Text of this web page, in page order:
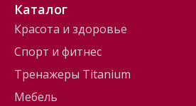
Каталог
Красота и здоровье
Спорт и фитнес
Тренажеры Titanium
Мебель